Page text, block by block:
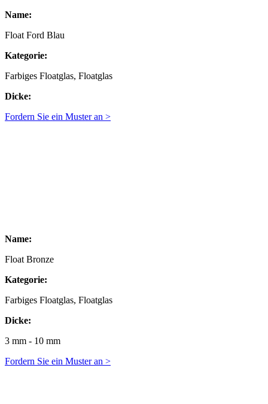
Name:
Float Ford Blau
Kategorie:
Farbiges Floatglas, Floatglas
Dicke:
Fordern Sie ein Muster an >
Name:
Float Bronze
Kategorie:
Farbiges Floatglas, Floatglas
Dicke:
3 mm - 10 mm
Fordern Sie ein Muster an >